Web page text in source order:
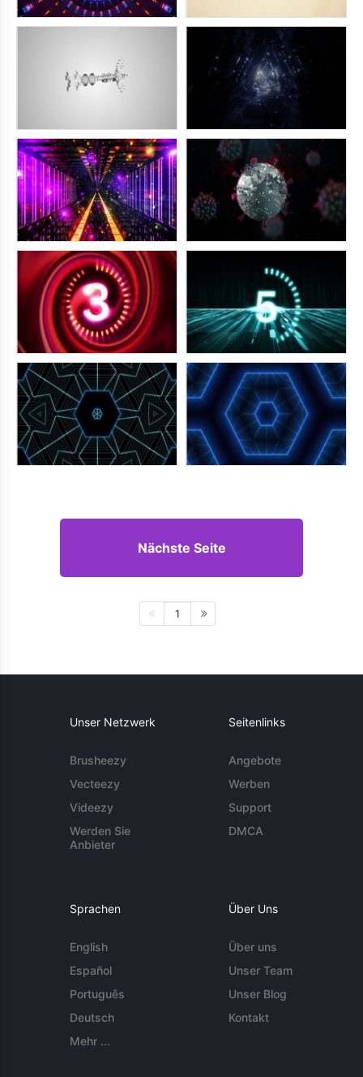
Nächste Seite
1
Unser Netzwerk
Brusheezy
Vecteezy
Videezy
Werden Sie
Anbieter
Seitenlinks
Angebote
Werben
Support
DMCA
Sprachen
English
Español
Português
Deutsch
Mehr ...
Über Uns
Über uns
Unser Team
Unser Blog
Kontakt